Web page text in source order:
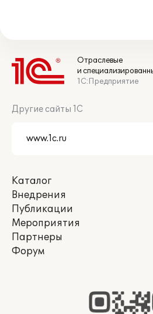
Отраслевые
и
1С:Предприятие
Другие сайты 1С
Каталог
Внедрения
Публикации
Мероприятия
Партнеры
Форум